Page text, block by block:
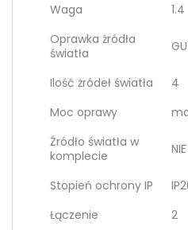
Waga
1.4
Oprawka źródła
światła
Ilość żródeł światła
4
Moc oprawy
Źródło światła w
komplecie
NIE
Stopień ochrony IP
Łączenie
2